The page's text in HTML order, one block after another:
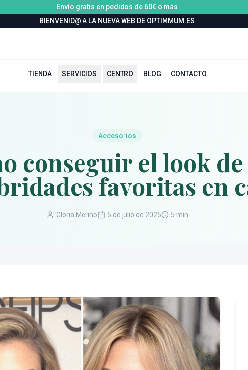
Envío gratis en pedidos de 60€ o más
BIENVENID@ A LA NUEVA WEB DE OPTIMMUM.ES
TIENDA SERVICIOS CENTRO BLOG CONTACTO
Accesorios
conseguir el look
favoritas en
Gloria Merino 5 de julio de 2025 5 min